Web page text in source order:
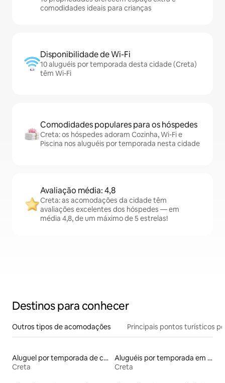
comodidades ideais para crianças
Disponibilidade de Wi-Fi
10 aluguéis por temporada desta cidade (Creta)
têm Wi-Fi
Comodidades populares para os hóspedes
Creta: os hóspedes adoram Cozinha, Wi-Fi e
Piscina nos aluguéis por temporada nesta cidade
Avaliação média: 4,8
Creta: as acomodações da cidade têm
avaliações excelentes dos hóspedes — em
média 4,8, de um máximo de 5 estrelas!
Destinos para conhecer
Outros tipos de acomodações Principais pontos turísticos
Aluguel por temporada de casas cicládicas
Creta
Aluguéis por temporada em albergue
Creta